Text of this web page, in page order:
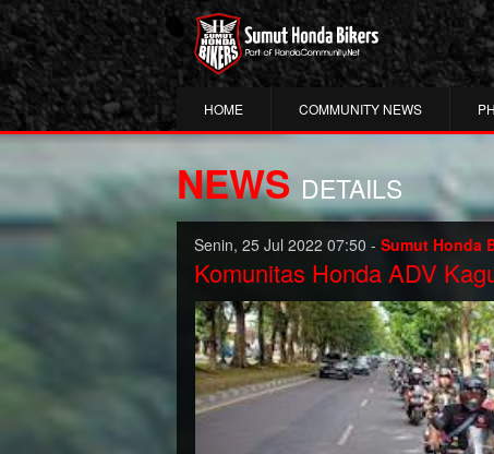
HOME COMMUNITY NEWS
NEWS DETAILS
Senin, 25 Jul 2022 07:50 - Sumut Honda
Komunitas Honda ADV